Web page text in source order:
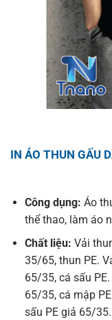
IN ÁO THUN GẤU
Công dụng: Áo
thể thao, làm áo
Chất liệu: Vải
35/65, thun PE.
65/35, cá sấu
65/35, cá mập
sấu PE giả 65/